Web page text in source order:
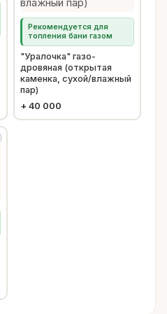
Рекомендуется для
топления бани газом
"Уралочка" газо-
дровяная (открытая
каменка, сухой/влажный
пар)
+ 40 000